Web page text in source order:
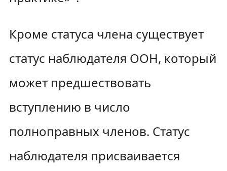
Кроме статуса члена существует
статус наблюдателя ООН, который
может предшествовать
вступлению в число
полноправных членов. Статус
наблюдателя присваивается